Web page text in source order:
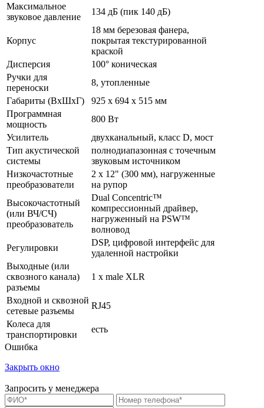
Максимальное
звуковое давление
134 дБ (пик 140 дБ)
Корпус
18 мм березовая фанера,
покрытая текстурированной
краской
Дисперсия
100° коническая
Ручки для
переноски
8, утопленные
Габариты (ВхШхГ)
925 x 694 x 515 мм
Программная
мощность
800 Вт
Усилитель
двухканальный, класс D, мост
Тип акустической
системы
полнодиапазонная с точечным
звуковым источником
Низкочастотные
преобразователи
2 х 12" (300 мм), нагруженные
на рупор
Высокочастотный
(или ВЧ/СЧ)
преобразователь
Dual Concentric™
компрессионный драйвер,
нагруженный на PSW™
волновод
Регулировки
DSP, цифровой интерфейс для
удаленной настройки
Выходные (или
сквозного канала)
разъемы
1 х male XLR
Входной и сквозной
сетевые разъемы
RJ45
Колеса для
транспортировки
есть
Ошибка
Закрыть окно
Запросить у менеджера